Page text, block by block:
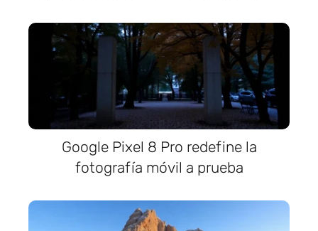
Google Pixel 8 Pro redefine la
fotografía móvil a prueba